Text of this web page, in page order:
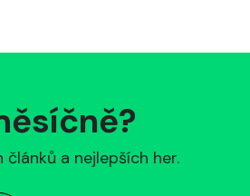
a nejlepších her.